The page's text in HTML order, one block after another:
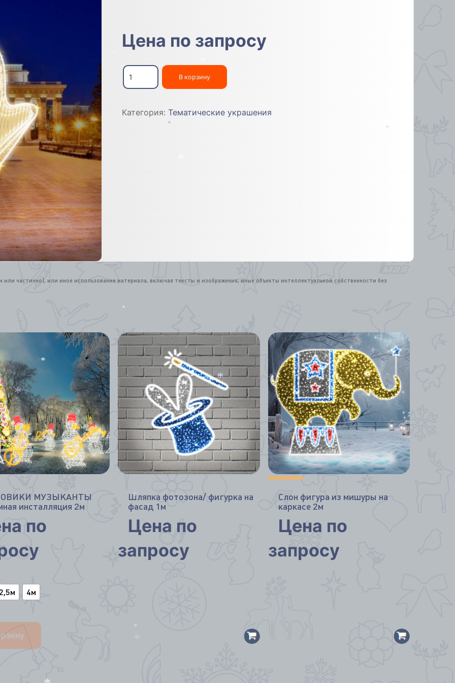
Цена по запросу
Количество
товара
Арфа
В корзину
Категория:Тематические украшения
или частично), или иное использование материала, включая тексты и изображения, иные объекты интеллектуальной собственности без
МУЗЫКАНТЫ
инсталляция 2м
по
4м
Шляпка фотозона/ фигурка на
фасад 1м
Цена по
запросу
Слон фигура из мишуры на
каркасе 2м
Цена по
запросу
*
*
*
*
*
*